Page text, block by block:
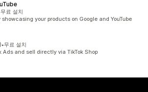
무료 설치
showcasing your products on Google and YouTube
•무료 설치
Ads and sell directly via TikTok Shop